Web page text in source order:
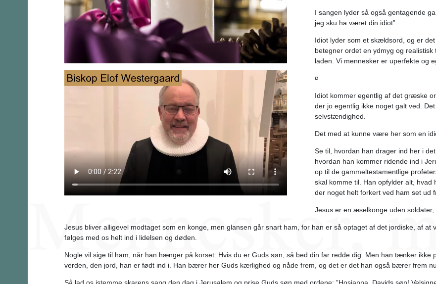
I sangen lyder så også gentagende
jeg sku ha været din idiot”.
Idiot lyder som et skældsord, og er
betegner ordet en ydmyg og
laden. Vi mennesker er uperfekte og
¤
Idiot kommer egentlig af det græske
der jo egentlig ikke noget galt ved.
selvstændighed.
Det med at kunne være her som en
Se til, hvordan han drager ind her i
hvordan han kommer ridende ind i
op til de gammeltestamentlige
skal komme til. Han opfylder alt, hvad
der noget helt forkert ved ham set ud
Jesus er en æselkonge uden soldater,
Jesus bliver alligevel modtaget som en konge, men glansen går snart ham, for han er så optaget af det jordiske, af
følges med os helt ind i lidelsen og døden.
Nogle vil sige til ham, når han hænger på korset: Hvis du er Guds søn, så bed din far redde dig. Men han tænker ikke
verden, den jord, han er født ind i. Han bærer her Guds kærlighed og nåde frem, og det er det han også bærer frem